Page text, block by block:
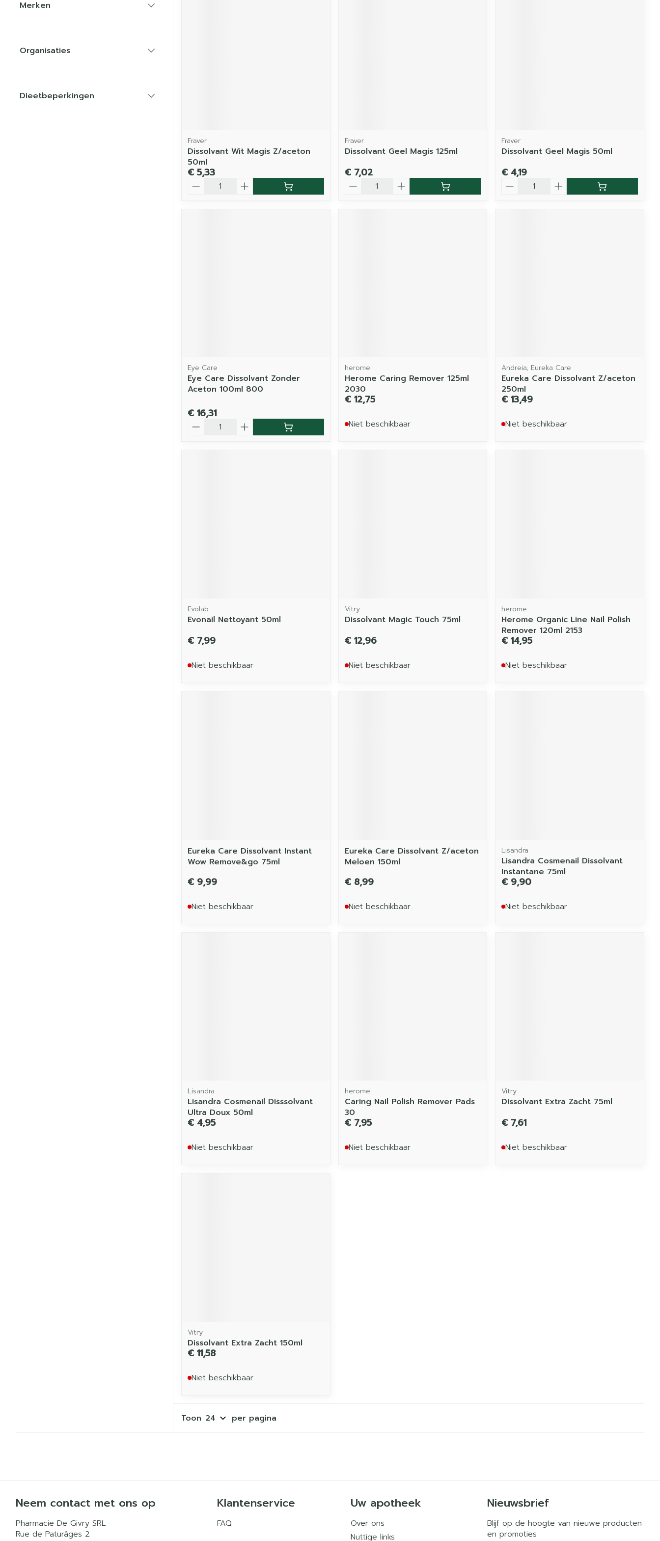
Merken
Organisaties
Dieetbeperkingen
Fraver
Dissolvant Wit Magis Z/aceton
50ml
€ 5,33
Fraver
Dissolvant Geel Magis 125ml
€ 7,02
Fraver
Dissolvant Geel Magis 50ml
€ 4,19
Eye Care
Eye Care Dissolvant Zonder
Aceton 100ml 800
€ 16,31
herome
Herome Caring Remover 125ml
2030
€ 12,75
Niet beschikbaar
Andreia, Eureka Care
Eureka Care Dissolvant Z/aceton
250ml
€ 13,49
Niet beschikbaar
Evolab
Evonail Nettoyant 50ml
€ 7,99
Niet beschikbaar
Vitry
Dissolvant Magic Touch 75ml
€ 12,96
Niet beschikbaar
herome
Herome Organic Line Nail Polish
Remover 120ml 2153
€ 14,95
Niet beschikbaar
Eureka Care Dissolvant Instant
Wow Remove&go 75ml
€ 9,99
Niet beschikbaar
Eureka Care Dissolvant Z/aceton
Meloen 150ml
€ 8,99
Niet beschikbaar
Lisandra
Lisandra Cosmenail Dissolvant
Instantane 75ml
€ 9,90
Niet beschikbaar
Lisandra
Lisandra Cosmenail Disssolvant
Ultra Doux 50ml
€ 4,95
Niet beschikbaar
herome
Caring Nail Polish Remover Pads
30
€ 7,95
Niet beschikbaar
Vitry
Dissolvant Extra Zacht 75ml
€ 7,61
Niet beschikbaar
Vitry
Dissolvant Extra Zacht 150ml
€ 11,58
Niet beschikbaar
Toon per pagina
Neem contact met ons op
Pharmacie De Givry SRL
Rue de Paturâges 2
Klantenservice
FAQ
Uw apotheek
Over ons
Nuttige links
Nieuwsbrief
Blijf op de hoogte van nieuwe producten
en promoties